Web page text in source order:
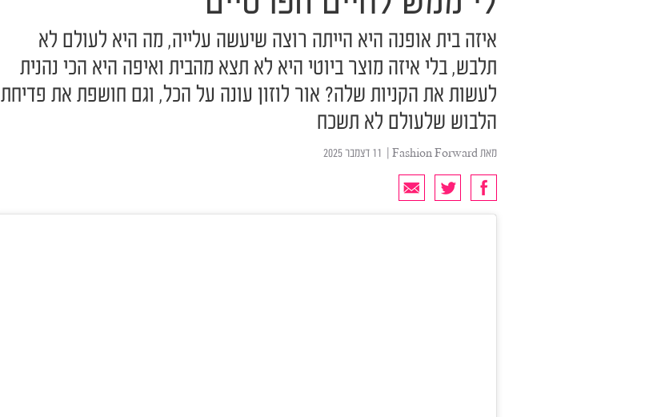
איזה בית אופנה היא הייתה רוצה שיעשה עלייה, מה היא לעולם לא
תלבש, בלי איזה מוצר ביוטי היא לא תצא מהבית ואיפה היא הכי נהנית
לעשות את הקניות שלה? אור לוזון עונה על הכל, וגם חושפת את פדיחת
הלבוש שלעולם לא תשכח
מאתFashion Forward